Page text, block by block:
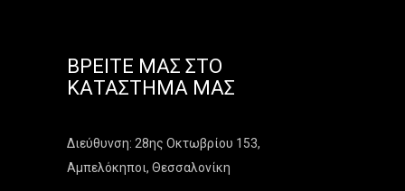
ΒΡΕΊΤΕ ΜΑΣ ΣΤΟ
ΚΑΤΆΣΤΗΜΑ ΜΑΣ
Διεύθυνση: 28ης Οκτωβρίου 153,
Αμπελόκηποι, Θεσσαλονίκη